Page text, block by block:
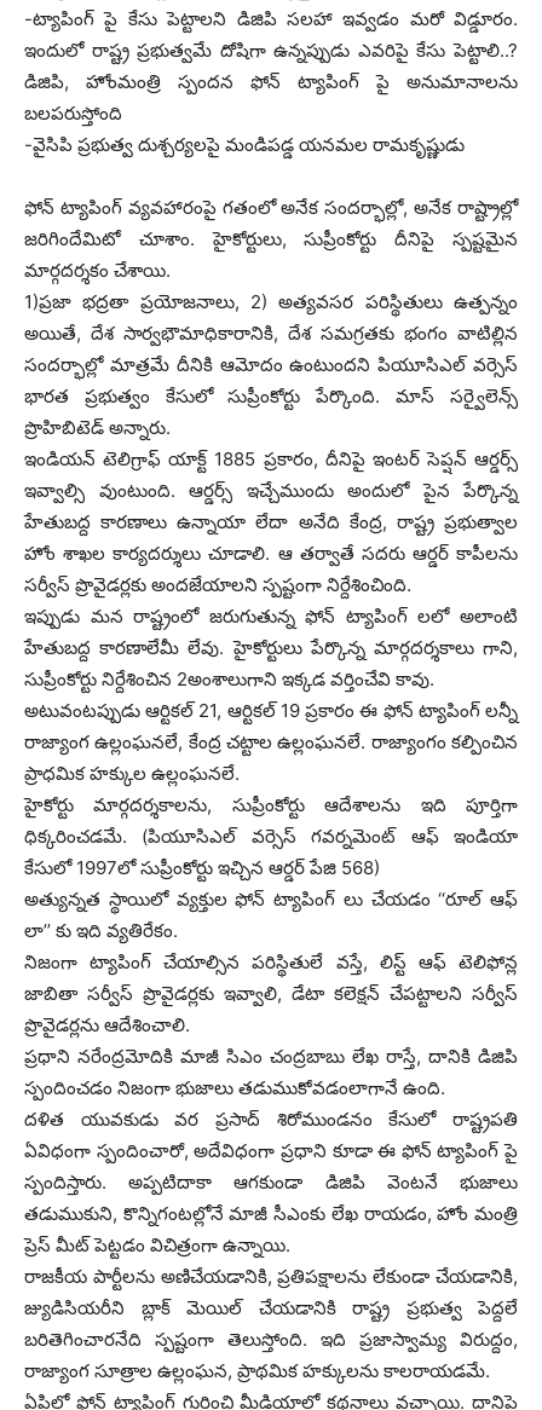
-ట్యాపింగ్ పై కేసు పెట్టాలని డిజిపి సలహా ఇవ్వడం మరో విడ్డూరం.
ఇందులో రాష్ట్ర ప్రభుత్వమే దోషిగా ఉన్నప్పుడు ఎవరిపై కేసు పెట్టాలి..?
డిజిపి, హోంమంత్రి స్పందన ఫోన్ ట్యాపింగ్ పై అనుమానాలను
బలపరుస్తోంది
-వైసిపి ప్రభుత్వ దుశ్చర్యలపై మండిపడ్డ యనమల రామకృష్ణుడు
ఫోన్ ట్యాపింగ్ వ్యవహారంపై గతంలో అనేక సందర్భాల్లో, అనేక రాష్ట్రాల్లో
జరిగిందేమిటో చూశాం. హైకోర్టులు, సుప్రీంకోర్టు దీనిపై స్పష్టమైన
మార్గదర్శకం చేశాయి.
1)ప్రజా భద్రతా ప్రయోజనాలు, 2) అత్యవసర పరిస్థితులు ఉత్పన్నం
అయితే, దేశ సార్వభౌమాధికారానికి, దేశ సమగ్రతకు భంగం వాటిల్లిన
సందర్భాల్లో మాత్రమే దీనికి ఆమోదం ఉంటుందని పియూసిఎల్ వర్సెస్
భారత ప్రభుత్వం కేసులో సుప్రీంకోర్టు పేర్కొంది. మాస్ సర్వైలెన్స్
ప్రొహిబిటెడ్ అన్నారు.
ఇండియన్ టెలిగ్రాఫ్ యాక్ట్ 1885 ప్రకారం, దీనిపై ఇంటర్ సెప్షన్ ఆర్డర్స్
ఇవ్వాల్సి వుంటుంది. ఆర్డర్స్ ఇచ్చేముందు అందులో పైన పేర్కొన్న
హేతుబద్ద కారణాలు ఉన్నాయా లేదా అనేది కేంద్ర, రాష్ట్ర ప్రభుత్వాల
హోం శాఖల కార్యదర్శులు చూడాలి. ఆ తర్వాతే సదరు ఆర్డర్ కాపీలను
సర్వీస్ ప్రొవైడర్లకు అందజేయాలని స్పష్టంగా నిర్దేశించింది.
ఇప్పుడు మన రాష్ట్రంలో జరుగుతున్న ఫోన్ ట్యాపింగ్ లలో అలాంటి
హేతుబద్ద కారణాలేమీ లేవు. హైకోర్టులు పేర్కొన్న మార్గదర్శకాలు గాని,
సుప్రీంకోర్టు నిర్దేశించిన 2అంశాలుగాని ఇక్కడ వర్తించేవి కావు.
అటువంటప్పుడు ఆర్టికల్ 21, ఆర్టికల్ 19 ప్రకారం ఈ ఫోన్ ట్యాపింగ్ లన్నీ
రాజ్యాంగ ఉల్లంఘనలే, కేంద్ర చట్టాల ఉల్లంఘనలే. రాజ్యాంగం కల్పించిన
ప్రాధమిక హక్కుల ఉల్లంఘనలే.
హైకోర్టు మార్గదర్శకాలను, సుప్రీంకోర్టు ఆదేశాలను ఇది పూర్తిగా
ధిక్కరించడమే. (పియూసిఎల్ వర్సెస్ గవర్నమెంట్ ఆఫ్ ఇండియా
కేసులో 1997లో సుప్రీంకోర్టు ఇచ్చిన ఆర్డర్ పేజి 568)
అత్యున్నత స్థాయిలో వ్యక్తుల ఫోన్ ట్యాపింగ్ లు చేయడం ‘‘రూల్ ఆఫ్
లా’’ కు ఇది వ్యతిరేకం.
నిజంగా ట్యాపింగ్ చేయాల్సిన పరిస్థితులే వస్తే, లిస్ట్ ఆఫ్ టెలిఫోన్ల
జాబితా సర్వీస్ ప్రొవైడర్లకు ఇవ్వాలి, డేటా కలెక్షన్ చేపట్టాలని సర్వీస్
ప్రొవైడర్లను ఆదేశించాలి.
ప్రధాని నరేంద్రమోదికి మాజీ సిఎం చంద్రబాబు లేఖ రాస్తే, దానికి డిజిపి
స్పందించడం నిజంగా భుజాలు తడుముకోవడంలాగానే ఉంది.
దళిత యువకుడు వర ప్రసాద్ శిరోముండనం కేసులో రాష్ట్రపతి
ఏవిధంగా స్పందించారో, అదేవిధంగా ప్రధాని కూడా ఈ ఫోన్ ట్యాపింగ్ పై
స్పందిస్తారు. అప్పటిదాకా ఆగకుండా డిజిపి వెంటనే భుజాలు
తడుముకుని, కొన్నిగంటల్లోనే మాజీ సీఎంకు లేఖ రాయడం, హోం మంత్రి
ప్రెస్ మీట్ పెట్టడం విచిత్రంగా ఉన్నాయి.
రాజకీయ పార్టీలను అణిచేయడానికి, ప్రతిపక్షాలను లేకుండా చేయడానికి,
జ్యుడిసియరీని బ్లాక్ మెయిల్ చేయడానికి రాష్ట్ర ప్రభుత్వ పెద్దలే
బరితెగించారనేది స్పష్టంగా తెలుస్తోంది. ఇది ప్రజాస్వామ్య విరుద్దం,
రాజ్యాంగ సూత్రాల ఉల్లంఘన, ప్రాథమిక హక్కులను కాలరాయడమే.
ఏపిలో ఫోన్ ట్యాపింగ్ గురించి మీడియాలో కథనాలు వచ్చాయి. దానిపై